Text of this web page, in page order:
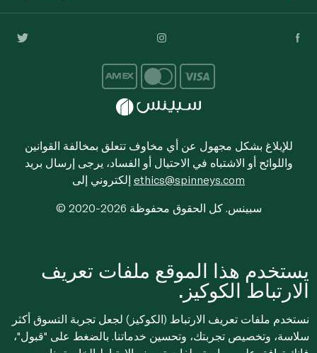
للإبلاغ بشكل مجهول عن أي مخاوف تتعلق بمخالفة القوانين
واللوائح أو الاشتباه في الاحتيال أو الفساد، يرجى إرسال بريد
ethics@spinneys.com
© 2020-2026 سبينس. كل الحقوق محفوظة
يستخدم هذا الموقع ملفات تعريف
الارتباط الكوكيز.
نستخدم ملفات تعريف الارتباط (الكوكيز) لجعل تجربة التسوق أكثر
سلاسة، وتخصيص تجربتك، وتحسين خدماتنا. بالضغط على "قبول"،